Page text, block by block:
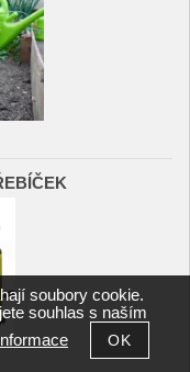
soubory cookie.
souhlas s naším